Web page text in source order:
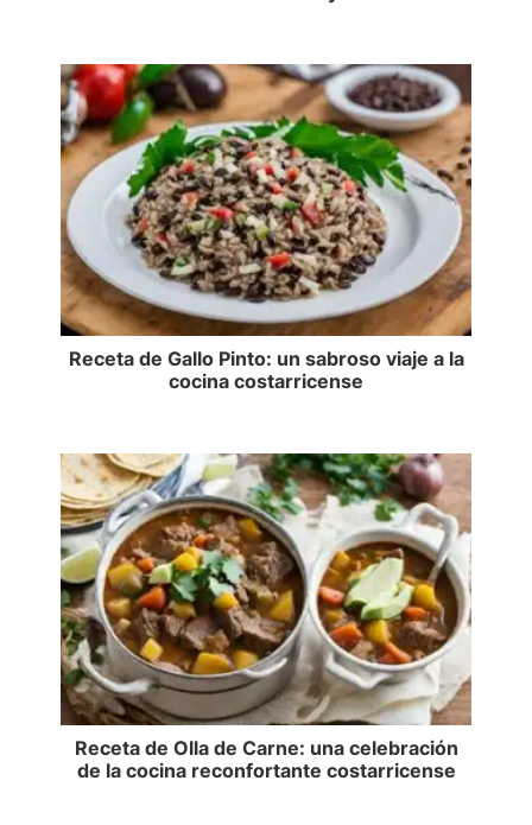
Receta de Gallo Pinto: un sabroso viaje a la
cocina costarricense
Receta de Olla de Carne: una celebración
de la cocina reconfortante costarricense